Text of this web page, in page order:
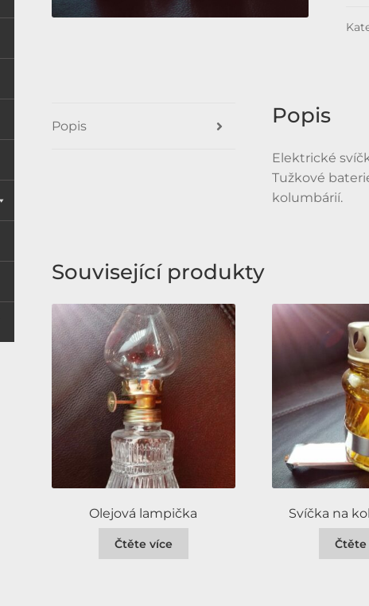
Popis Popis
Elektrické
Tužkové
kolumbárií.
Související produkty
Olejová lampička
Čtěte více
Svíčka na
Čtěte